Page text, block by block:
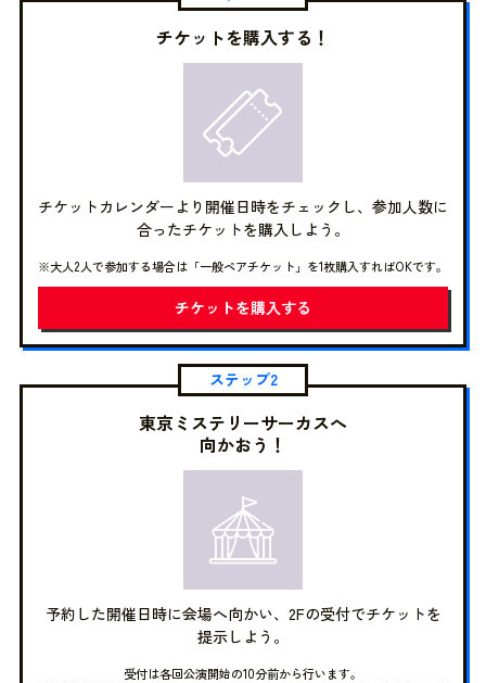
チケットを購入する！
チケットカレンダーより開催日時をチェックし、参加人数に
合ったチケットを購入しよう。
※大人2人で参加する場合は「一般ペアチケット」を1枚購入すればOKです。
チケットを購入する
ステップ2
東京ミステリーサーカスへ
向かおう！
予約した開催日時に会場へ向かい、2Fの受付でチケットを
提示しよう。
受付は各回公演開始の10分前から行います。